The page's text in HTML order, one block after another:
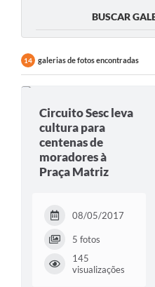
BUSCAR
14 galerias de fotos encontradas
Circuito Sesc leva
cultura para
centenas de
moradores à
Praça Matriz
08/05/2017
5 fotos
145
visualizações